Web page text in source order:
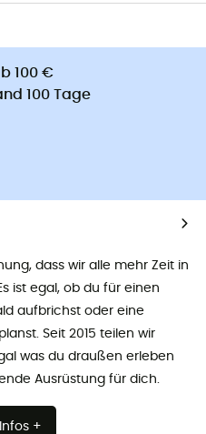
100 €
100 Tage
dass wir alle mehr Zeit in
ist egal, ob du für einen
aufbrichst oder eine
Seit 2015 teilen wir
was du draußen erleben
Ausrüstung für dich.
+